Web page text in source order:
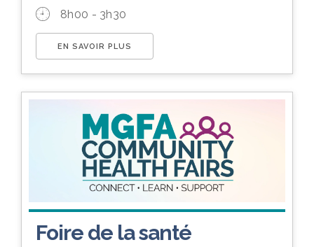
8h00 - 3h30
EN SAVOIR PLUS
Foire de la santé